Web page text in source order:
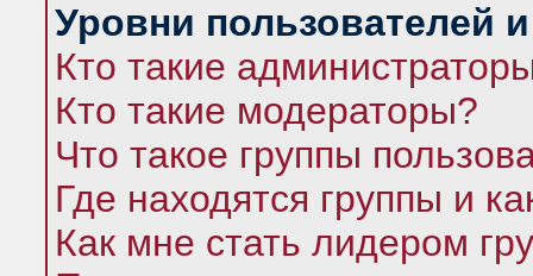
Уровни пользователей
Кто такие
Кто такие модераторы?
Что такое группы
Где находятся группы и
Как мне стать лидером